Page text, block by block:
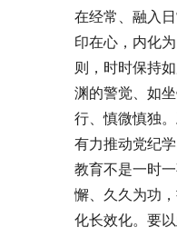
在经常、融入
印在心，内化
则，时时保持
渊的警觉、如
行、慎微慎独。
有力推动党纪
教育不是一时
懈、久久为功
化长效化。要